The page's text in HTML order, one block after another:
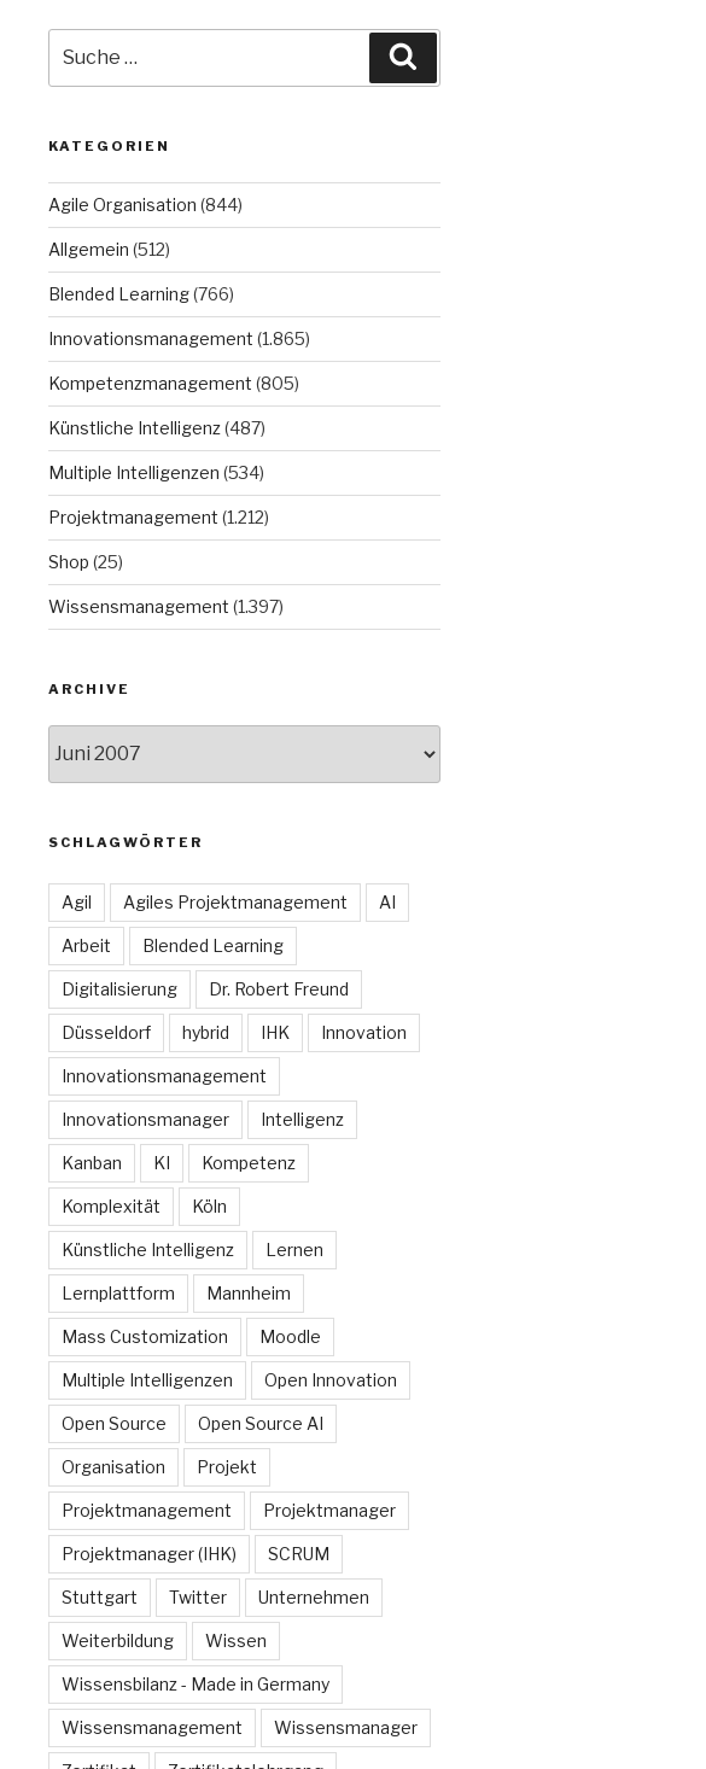
nach:
KATEGORIEN
Agile Organisation (844)
Allgemein (512)
Blended Learning(766)
Innovationsmanagement (1.865)
Kompetenzmanagement (805)
Künstliche Intelligenz(487)
Multiple Intelligenzen (534)
Projektmanagement (1.212)
Shop (25)
Wissensmanagement (1.397)
ARCHIVE
SCHLAGWÖRTER
Agil Agiles Projektmanagement AI
Arbeit Blended Learning
Digitalisierung Dr. Robert Freund
Düsseldorf hybrid IHK Innovation
Innovationsmanagement
Innovationsmanager Intelligenz
Kanban KI Kompetenz
Komplexität Köln
Künstliche Intelligenz Lernen
Lernplattform Mannheim
Mass Customization Moodle
Multiple Intelligenzen Open Innovation
Open Source Open Source AI
Organisation Projekt
Projektmanagement Projektmanager
Projektmanager (IHK) SCRUM
Stuttgart Twitter Unternehmen
Weiterbildung Wissen
Wissensbilanz - Made in Germany
Wissensmanagement Wissensmanager